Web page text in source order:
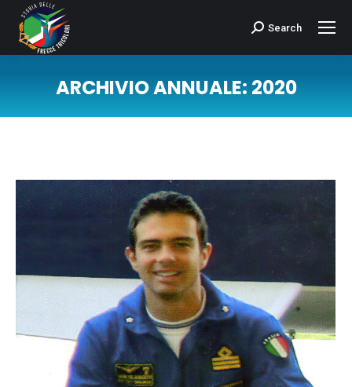
Cerca:Search
ARCHIVIO ANNUALE:2020